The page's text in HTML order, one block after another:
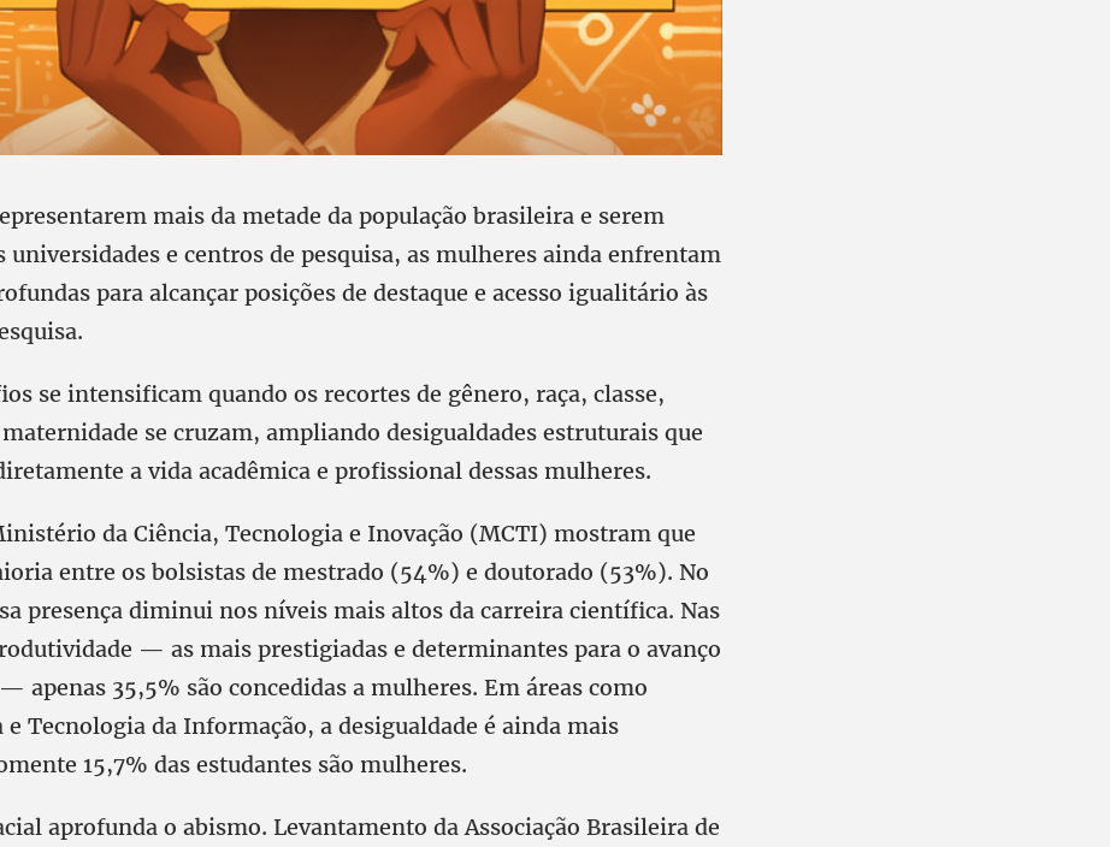
mais da metade da população brasileira e serem
universidades e centros de pesquisa, as mulheres ainda enfrentam
para alcançar posições de destaque e acesso igualitário às
se intensificam quando os recortes de gênero, raça, classe,
se cruzam, ampliando desigualdades estruturais que
a vida acadêmica e profissional dessas mulheres.
da Ciência, Tecnologia e Inovação (MCTI) mostram que
entre os bolsistas de mestrado (54%) e doutorado (53%). No
presença diminui nos níveis mais altos da carreira científica. Nas
— as mais prestigiadas e determinantes para o avanço
apenas 35,5% são concedidas a mulheres. Em áreas como
e Tecnologia da Informação, a desigualdade é ainda mais
15,7% das estudantes são mulheres.
aprofunda o abismo. Levantamento da Associação Brasileira de